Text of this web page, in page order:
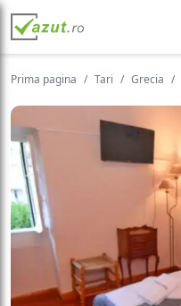
Prima pagina Tari Grecia